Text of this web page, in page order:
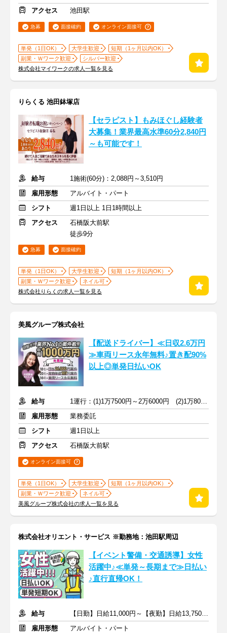
アクセス 池田駅
急募 面接確約 オンライン面接可
単発（1日OK） 大学生歓迎
短期（1ヶ月以内OK）
副業・Ｗワーク歓迎
シルバー歓迎
株式会社マイワークの求人一覧を見る
りらくる 池田鉢塚店
【セラピスト】もみほぐし経験者
大募集！業界最高水準60分2,840円
～も可能です！
給与
1施術(60分)：2,088円～3,510円
雇用形態
アルバイト・パート
シフト
週1日以上 1日1時間以上
アクセス
石橋阪大前駅
徒歩9分
急募 面接確約
単発（1日OK） 大学生歓迎
短期（1ヶ月以内OK）
副業・Ｗワーク歓迎
ネイル可
株式会社りらくの求人一覧を見る
美風グループ株式会社
【配送ドライバー】≪日収2.6万円
≫車両リース永年無料♪置き配90%
以上◎単発日払いOK
給与
1運行：(1)1万7500円～2万6000円 (2)1万8000円～2万6000円
雇用形態
業務委託
シフト
週1日以上
アクセス
石橋阪大前駅
オンライン面接可
単発（1日OK） 大学生歓迎
短期（1ヶ月以内OK）
副業・Ｗワーク歓迎
ネイル可
美風グループ株式会社の求人一覧を見る
株式会社オリエント・サービス ※勤務地：池田駅周辺
【イベント警備・交通誘導】女性
活躍中♪≪単発～長期まで≫日払い
♪直行直帰OK！
給与
【日勤】日給11,000円～【夜勤】日給13,750円～
雇用形態
アルバイト・パート